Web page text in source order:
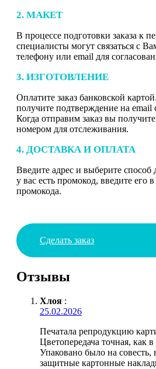
2. МАКЕТ
В процессе подготовки заказа к
специалисты могут связаться с
телефону или email для
3. ИЗГОТОВЛЕНИЕ
Оплатите заказ банковской
получите подтверждение на email
Когда отправим заказ вы
номером для отслеживания.
4. ДОСТАВКА И ОПЛАТА
Введите адрес и выберите способ
у вас есть промокод, введите его
промокода.
Сделать заказ
Отзывы
Хлоя :
25.02.2026
Печатала репродукцию
Цветопередача точная, как
Упаковано было на совесть,
защитные картонные